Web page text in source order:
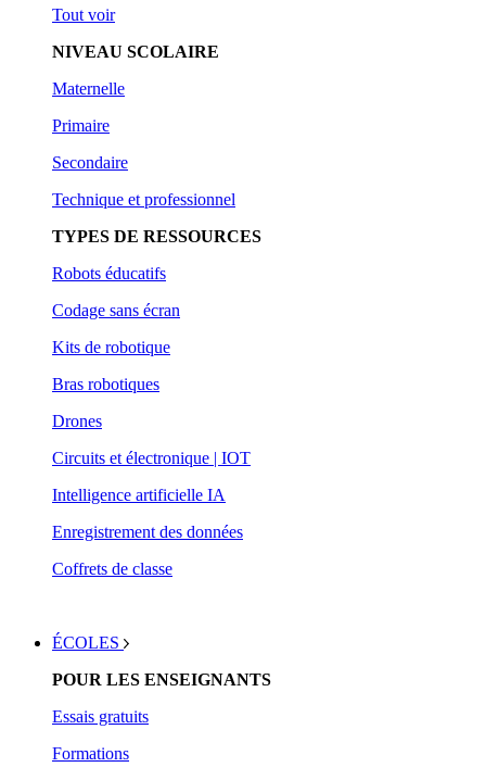
Tout voir
NIVEAU SCOLAIRE
Maternelle
Primaire
Secondaire
Technique et professionnel
TYPES DE RESSOURCES
Robots éducatifs
Codage sans écran
Kits de robotique
Bras robotiques
Drones
Circuits et électronique | IOT
Intelligence artificielle IA
Enregistrement des données
Coffrets de classe
ÉCOLES
POUR LES ENSEIGNANTS
Essais gratuits
Formations